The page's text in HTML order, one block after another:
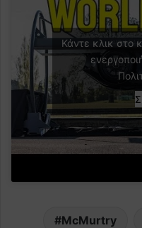
Κάντε κλικ στο
McMurtry